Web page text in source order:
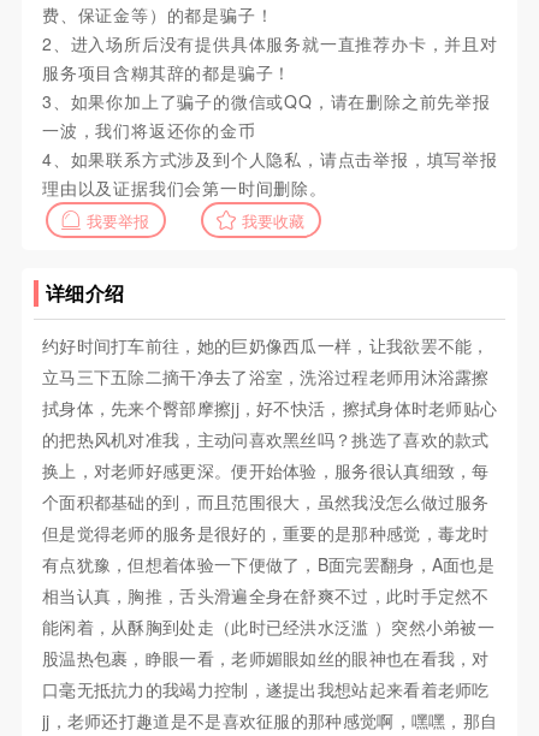
费、保证金等）的都是骗子！
2、进入场所后没有提供具体服务就一直推荐办卡，并且对
服务项目含糊其辞的都是骗子！
3、如果你加上了骗子的微信或QQ，请在删除之前先举报
一波，我们将返还你的金币
4、如果联系方式涉及到个人隐私，请点击举报，填写举报
理由以及证据我们会第一时间删除。
我要举报 我要收藏
详细介绍
约好时间打车前往，她的巨奶像西瓜一样，让我欲罢不能，
立马三下五除二摘干净去了浴室，洗浴过程老师用沐浴露擦
拭身体，先来个臀部摩擦jj，好不快活，擦拭身体时老师贴心
的把热风机对准我，主动问喜欢黑丝吗？挑选了喜欢的款式
换上，对老师好感更深。便开始体验，服务很认真细致，每
个面积都基础的到，而且范围很大，虽然我没怎么做过服务
但是觉得老师的服务是很好的，重要的是那种感觉，毒龙时
有点犹豫，但想着体验一下便做了，B面完罢翻身，A面也是
相当认真，胸推，舌头滑遍全身在舒爽不过，此时手定然不
能闲着，从酥胸到处走（此时已经洪水泛滥 ）突然小弟被一
股温热包裹，睁眼一看，老师媚眼如丝的眼神也在看我，对
口毫无抵抗力的我竭力控制，遂提出我想站起来看着老师吃
jj，老师还打趣道是不是喜欢征服的那种感觉啊，嘿嘿，那自